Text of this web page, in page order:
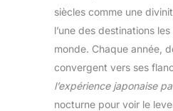
siècles comme une
l’une des destinations
monde. Chaque année,
convergent vers ses
l’expérience japonaise
nocturne pour voir le